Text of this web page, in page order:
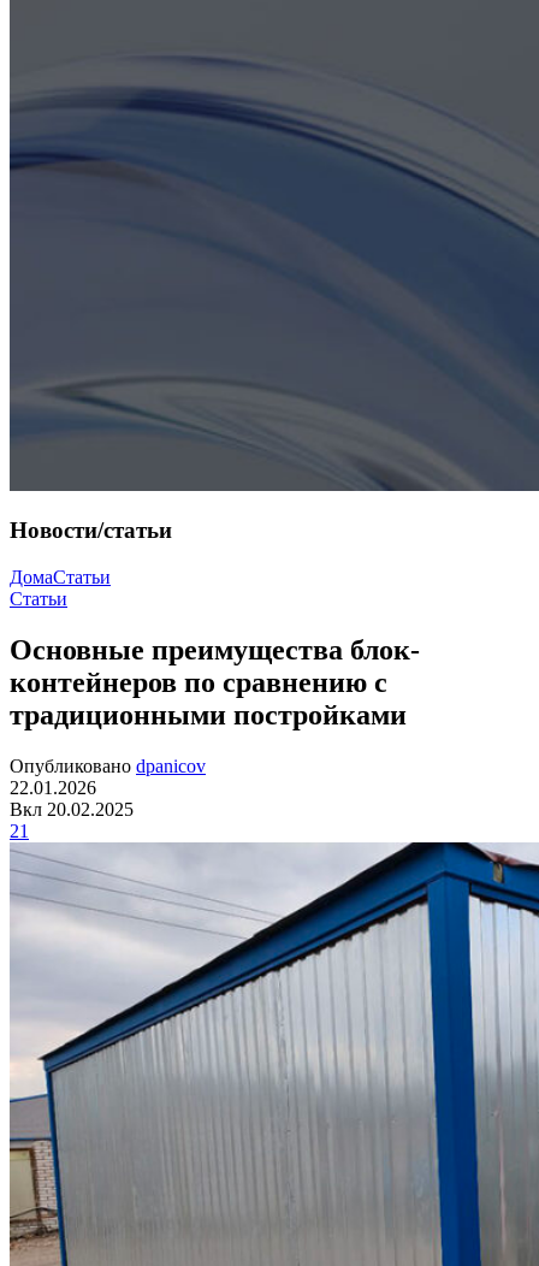
Новости/статьи
ДомаСтатьи
Статьи
Основные преимущества блок-
контейнеров по сравнению с
традиционными постройками
Опубликовано dpanicov
22.01.2026
Вкл 20.02.2025
21